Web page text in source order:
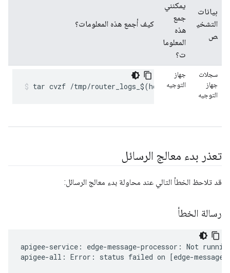
بيانات
التشخي
ص
يمكنني
جمع
هذه
المعلوما
ت؟
كيف أجمع هذه المعلومات؟
سجلات
جهاز
التوجيه
جهاز
التوجيه
tar cvzf /tmp/router_logs_$(hostname)_$(date
تعذر بدء معالج الرسائل
قد تلاحظ الخطأ التالي عند محاولة بدء معالج الرسائل:
رسالة الخطأ
apigee-service: edge-message-processor: Not
apigee-all: Error: status failed on [edge-message-